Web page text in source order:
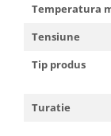
Temperatura
Tensiune
Tip produs
Turatie